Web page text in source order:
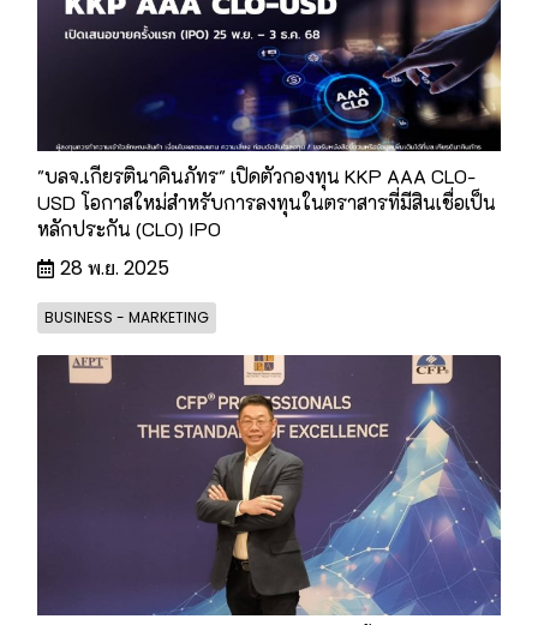
"บลจ.เกียรตินาคินภัทร" เปิดตัวกองทุน KKP AAA CLO-
USD โอกาสใหม่สำหรับการลงทุนในตราสารที่มีสินเชื่อเป็น
หลักประกัน (CLO) IPO
28 พ.ย. 2025
BUSINESS - MARKETING